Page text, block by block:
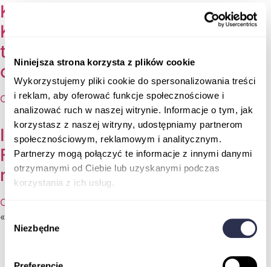
Niniejsza strona korzysta z plików cookie
Wykorzystujemy pliki cookie do spersonalizowania treści
i reklam, aby oferować funkcje społecznościowe i
analizować ruch w naszej witrynie. Informacje o tym, jak
korzystasz z naszej witryny, udostępniamy partnerom
społecznościowym, reklamowym i analitycznym.
Partnerzy mogą połączyć te informacje z innymi danymi
otrzymanymi od Ciebie lub uzyskanymi podczas
korzystania z ich usług.
zgody
Niezbędne
Krakowskie Forum Badań
Klinicznych 2026 – pierwsze
takie spotkanie branży już w
czerwcu
Czytaj więcej »
II Targi Pracy na Wydziale
Farmaceutycznym GUMed –
relacja z wydarzenia
Czytaj więcej »
« Poprzedni